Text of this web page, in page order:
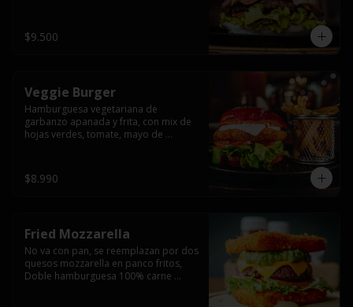
$9.500
Veggie Burger
Hamburguesa vegetariana de
garbanzo apanada y frita, con mix de
hojas verdes, tomate, mayo de
$8.990
Fried Mozzarella
No va con pan, se reemplazan por dos
quesos mozzarella en panco fritos,
Doble hamburguesa 100% carne